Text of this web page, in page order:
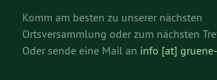
Komm am besten zu unserer nächsten
Ortsversammlung oder zum nächsten
Oder sende eine Mail an info [at]